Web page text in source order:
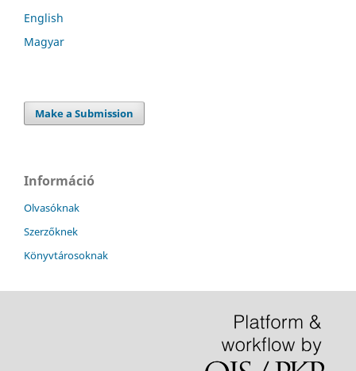
English
Magyar
Make a Submission
Információ
Olvasóknak
Szerzőknek
Könyvtárosoknak